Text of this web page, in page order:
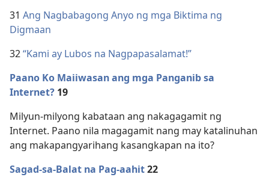
31 Ang Nagbabagong Anyo ng mga Biktima ng
Digmaan
32“Kami ay Lubos na Nagpapasalamat!”
Paano Ko Maiiwasan ang mga Panganib sa
Internet? 19
Milyun-milyong kabataan ang nakagagamit ng
Internet. Paano nila magagamit nang may katalinuhan
ang makapangyarihang kasangkapan na ito?
Sagad-sa-Balat na Pag-aahit22